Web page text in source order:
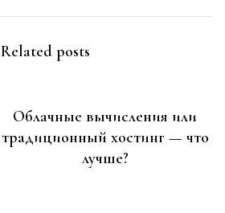
Related posts
Облачные вычисления или
традиционный хостинг — что
лучше?